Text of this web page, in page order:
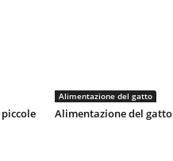
Alimentazione del gatto
Alimentazione del gatto